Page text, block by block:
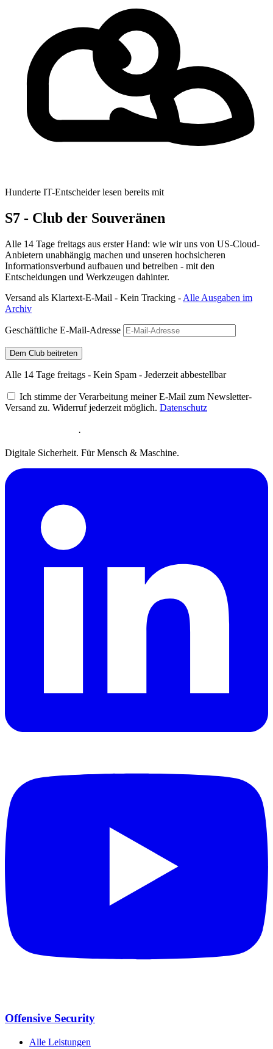
Hunderte IT-Entscheider lesen bereits mit
S7 - Club der Souveränen
Alle 14 Tage freitags aus erster Hand: wie wir uns von US-Cloud-
Anbietern unabhängig machen und unseren hochsicheren
Informationsverbund aufbauen und betreiben - mit den
Entscheidungen und Werkzeugen dahinter.
Versand als Klartext-E-Mail - Kein Tracking - Alle Ausgaben im
Archiv
Geschäftliche E-Mail-Adresse
Dem Club beitreten
Alle 14 Tage freitags - Kein Spam - Jederzeit abbestellbar
Ich stimme der Verarbeitung meiner E-Mail zum Newsletter-
Versand zu. Widerruf jederzeit möglich. Datenschutz
·
Digitale Sicherheit. Für Mensch & Maschine.
Offensive Security
Alle Leistungen